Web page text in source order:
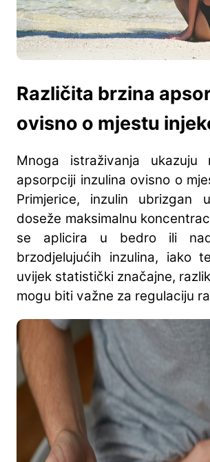
Različita brzina
ovisno o mjestu
Mnoga istraživanja
apsorpciji inzulina ovisno o
Primjerice, inzulin ubrizgan
doseže maksimalnu
se aplicira u bedro ili
brzodjelujućih inzulina, iako
uvijek statistički značajne,
mogu biti važne za regulaciju